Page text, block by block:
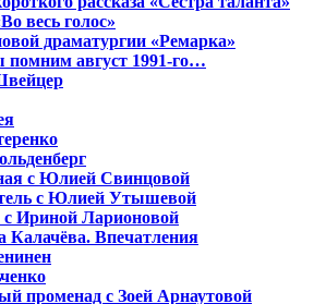
весь голос»
драматургии «Ремарка»
август 1991-го…
с Юлией Свинцовой
с Юлией Утышевой
Ириной Ларионовой
Калачёва. Впечатления
променад с Зоей Арнаутовой